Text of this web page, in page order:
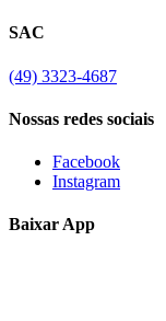
SAC
(49) 3323-4687
Nossas redes sociais
Facebook
Instagram
Baixar App